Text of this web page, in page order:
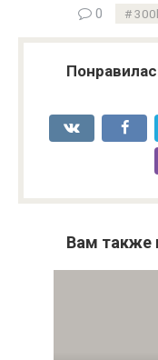
0
Вам также